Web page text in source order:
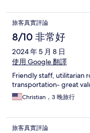
旅客真實評論
8/10 非常好
2024 年 5 月 8 日
使用 Google 翻譯
Friendly staff, utilitarian
transportation- great
Christian，3 晚旅行
旅客真實評論